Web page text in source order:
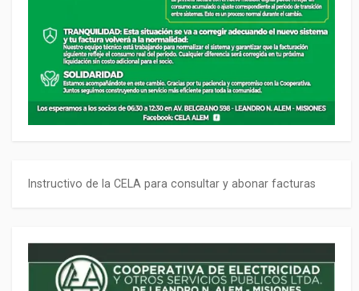
Instructivo de la CELA para consultar y abonar facturas